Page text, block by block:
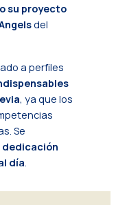
su proyecto
del
a perfiles
, ya que los
Se
dedicación
día.